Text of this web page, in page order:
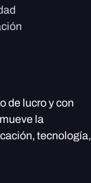
de lucro y con
la
tecnología,